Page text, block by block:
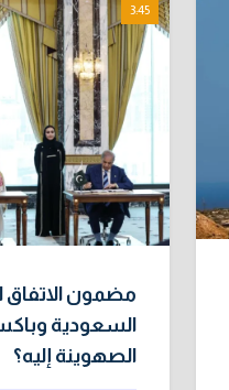
3:45
مضمون الاتفاق
السعودية
الصهوينة إليه؟